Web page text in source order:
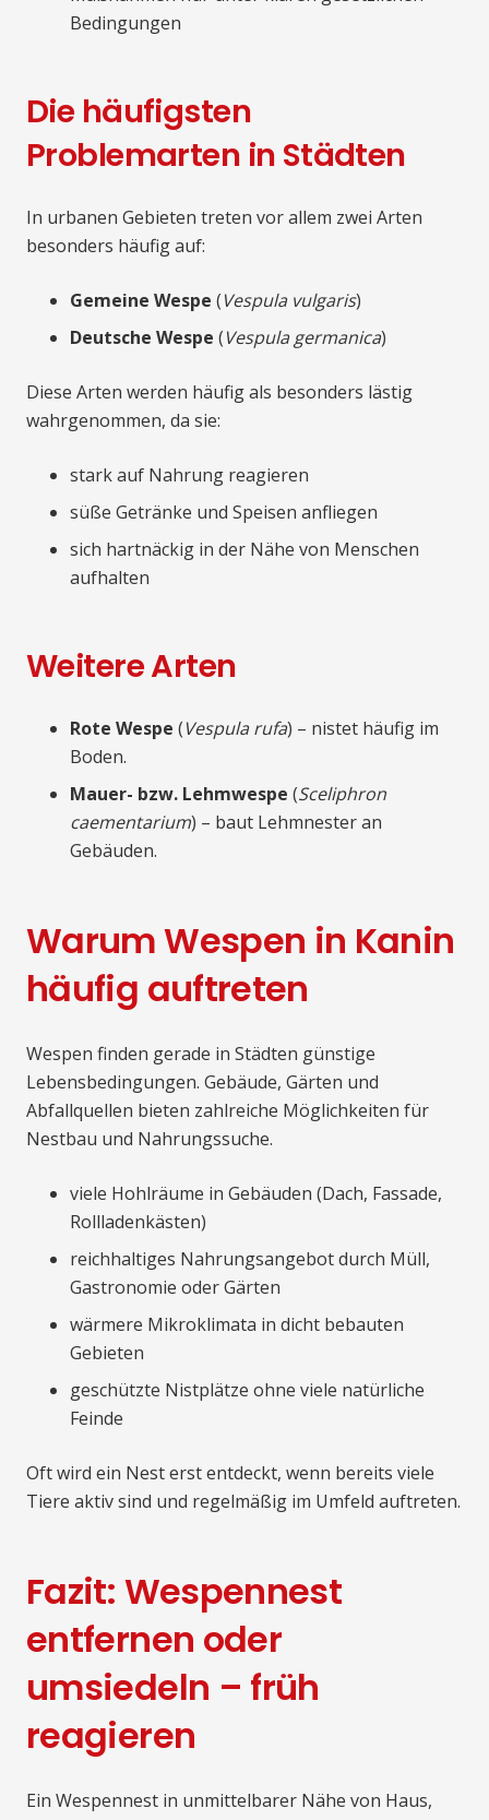
Bedingungen
Die häufigsten
Problemarten in Städten
In urbanen Gebieten treten vor allem zwei Arten
besonders häufig auf:
Gemeine Wespe (Vespula vulgaris)
Deutsche Wespe (Vespula germanica)
Diese Arten werden häufig als besonders lästig
wahrgenommen, da sie:
stark auf Nahrung reagieren
süße Getränke und Speisen anfliegen
sich hartnäckig in der Nähe von Menschen
aufhalten
Weitere Arten
Rote Wespe (Vespula rufa) – nistet häufig im
Boden.
Mauer- bzw. Lehmwespe (Sceliphron
caementarium) – baut Lehmnester an
Gebäuden.
Warum Wespen in Kanin
häufig auftreten
Wespen finden gerade in Städten günstige
Lebensbedingungen. Gebäude, Gärten und
Abfallquellen bieten zahlreiche Möglichkeiten für
Nestbau und Nahrungssuche.
viele Hohlräume in Gebäuden (Dach, Fassade,
Rollladenkästen)
reichhaltiges Nahrungsangebot durch Müll,
Gastronomie oder Gärten
wärmere Mikroklimata in dicht bebauten
Gebieten
geschützte Nistplätze ohne viele natürliche
Feinde
Oft wird ein Nest erst entdeckt, wenn bereits viele
Tiere aktiv sind und regelmäßig im Umfeld auftreten.
Fazit: Wespennest
entfernen oder
umsiedeln – früh
reagieren
Ein Wespennest in unmittelbarer Nähe von Haus,